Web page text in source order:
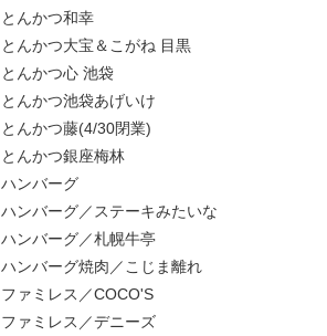
とんかつ和幸
とんかつ大宝＆こがね 目黒
とんかつ心 池袋
とんかつ池袋あげいけ
とんかつ藤(4/30閉業)
とんかつ銀座梅林
ハンバーグ
ハンバーグ／ステーキみたいな
ハンバーグ／札幌牛亭
ハンバーグ焼肉／こじま離れ
ファミレス／COCO'S
ファミレス／デニーズ